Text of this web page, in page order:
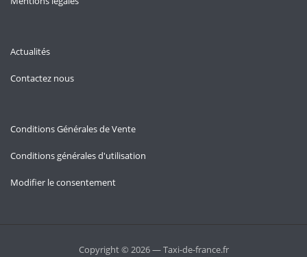
Actualités
Contactez nous
Conditions Générales de Vente
Conditions générales d'utilisation
Modifier le consentement
Copyright © 2026 — Taxi-de-france.fr